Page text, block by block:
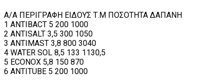
Α/Α ΠΕΡΙΓΡΑΦΗ ΕΙΔΟΥΣ Τ.Μ ΠΟΣΟΤΗΤΑ ΔΑΠΑΝΗ
1 ANTIBACT 5 200 1000
2 ANTISALT 3,5 300 1050
3 ANTIMAST 3,8 800 3040
4 WATER SOL 8,5 133 1130,5
5 ECONOX 5,8 150 870
6 ANTITUBE 5 200 1000